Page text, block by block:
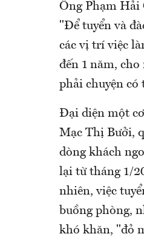
Ông Phạm Hải
"Để tuyển và
các vị trí việc
đến 1 năm,
phải chuyện
Đại diện một
Mạc Thị Bưởi,
dòng khách
lại từ tháng 1/
nhiên, việc
buồng phòng,
khó khăn, "đỏ